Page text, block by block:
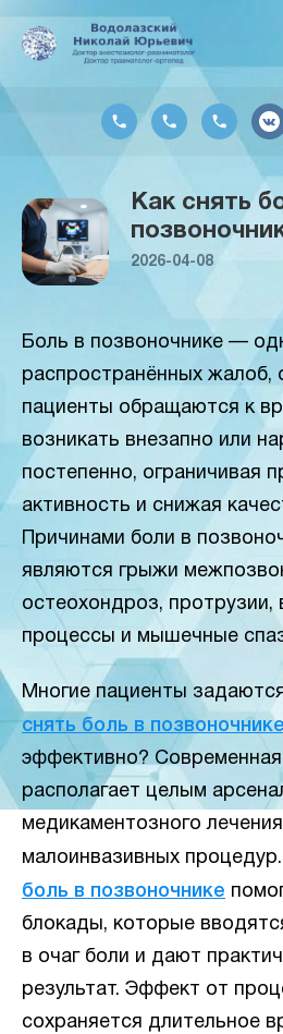
Как снять
2026-04-08
Боль в позвоночнике —
распространённых жалоб,
пациенты обращаются к
возникать внезапно или
постепенно, ограничивая
активность и снижая
Причинами боли в
являются грыжи
остеохондроз, протрузии,
процессы и мышечные
Многие пациенты
снять боль в позвоночнике
эффективно?
располагает целым
медикаментозного
малоинвазивных процедур.
боль в позвоночнике
блокады, которые
в очаг боли и дают
результат. Эффект от
сохраняется длительное